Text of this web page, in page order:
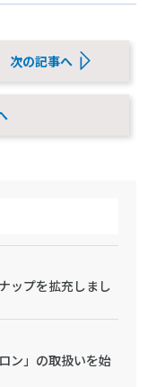
次の記事へ
ップを拡充しまし
ン」の取扱いを始